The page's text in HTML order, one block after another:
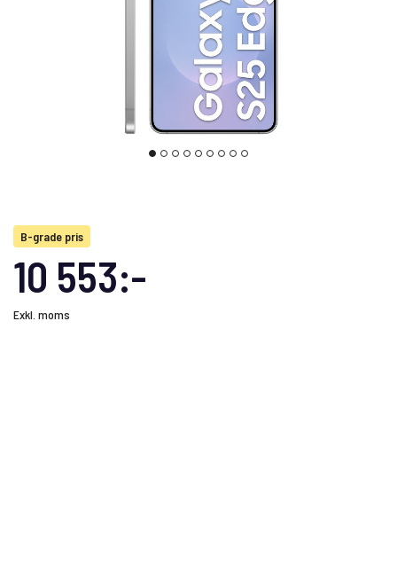
B-grade pris
10 553:-
Exkl. moms